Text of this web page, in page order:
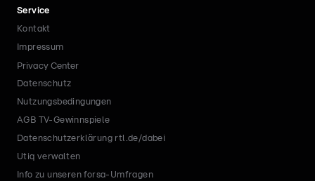
Service
Kontakt
Impressum
Privacy Center
Datenschutz
Nutzungsbedingungen
AGB TV-Gewinnspiele
Datenschutzerklärung rtl.de/dabei
Utiq verwalten
Info zu unseren forsa-Umfragen